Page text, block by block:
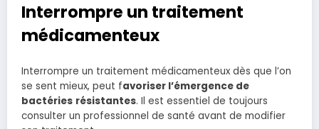
Interrompre un traitement
médicamenteux
Interrompre un traitement médicamenteux dès que l’on
se sent mieux, peut favoriser l’émergence de
bactéries résistantes. Il est essentiel de toujours
consulter un professionnel de santé avant de modifier